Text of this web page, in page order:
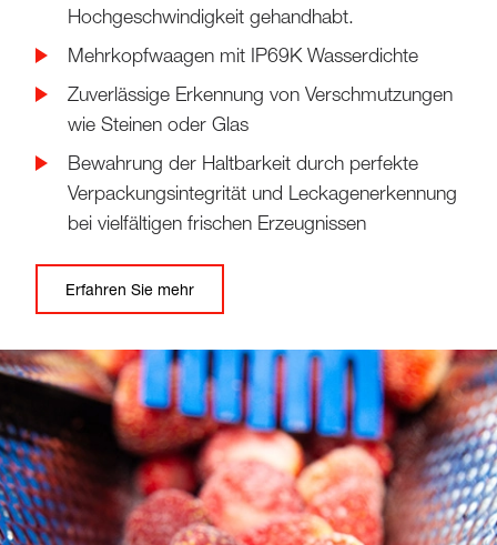
Hochgeschwindigkeit gehandhabt.
Mehrkopfwaagen mit IP69K Wasserdichte
Zuverlässige Erkennung von Verschmutzungen
wie Steinen oder Glas
Bewahrung der Haltbarkeit durch perfekte
Verpackungsintegrität und Leckagenerkennung
bei vielfältigen frischen Erzeugnissen
Erfahren Sie mehr